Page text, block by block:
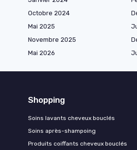
Octobre 2024
Mai 2025
Novembre 2025
Mai 2026
Shopping
Soins lavants cheveux bouclés
Soins après-shampoing
Produits coiffants cheveux bouclés